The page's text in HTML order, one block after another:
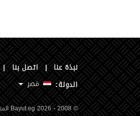
نبذة عنا | اتصل بنا |
الدولة:
مَصر
© 2008 - 2026 Bayut.eg المنصة العقارية في مصر